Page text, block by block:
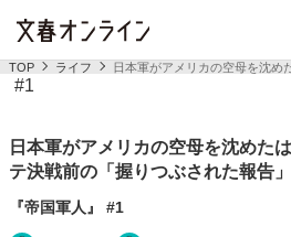
TOP ライフ 日本軍がアメリカの空母を沈
#1
日本軍がアメリカの空母を沈めた
テ決戦前の「握りつぶされた報告」
『帝国軍人』 #1